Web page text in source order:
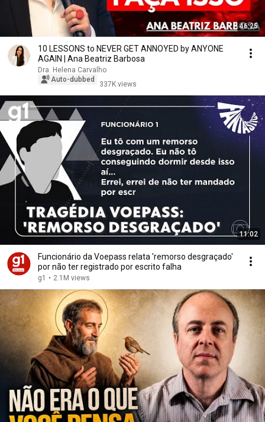
46:25
10 LESSONS to NEVER GET ANNOYED by ANYONE
AGAIN | Ana Beatriz Barbosa
Dra. Helena Carvalho
Auto-dubbed
337K views
11:02
Funcionário da Voepass relata 'remorso desgraçado'
por não ter registrado por escrito falha
g1 • 2.1M views